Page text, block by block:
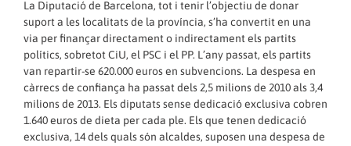
La Diputació de Barcelona, tot i tenir l’objectiu de donar
suport a les localitats de la província, s’ha convertit en una
via per finançar directament o indirectament els partits
polítics, sobretot CiU, el PSC i el PP. L’any passat, els partits
van repartir-se 620.000 euros en subvencions. La despesa en
càrrecs de confiança ha passat dels 2,5 milions de 2010 als 3,4
milions de 2013. Els diputats sense dedicació exclusiva cobren
1.640 euros de dieta per cada ple. Els que tenen dedicació
exclusiva, 14 dels quals són alcaldes, suposen una despesa de